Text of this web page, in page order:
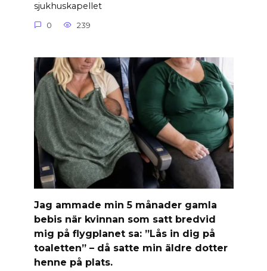
sjukhuskapellet
0 239
Jag ammade min 5 månader gamla
bebis när kvinnan som satt bredvid
mig på flygplanet sa: ”Lås in dig på
toaletten” – då satte min äldre dotter
henne på plats.